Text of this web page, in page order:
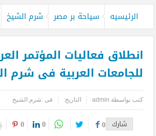
الرئيسيه سياحة بر مصر شرم الشيخ
انطلاق فعاليات المؤتمر
للجامعات العربية فى شرم
كتب بواسطة admin التاريخ: فى :شرم الشيخ
شارك 0
0
0